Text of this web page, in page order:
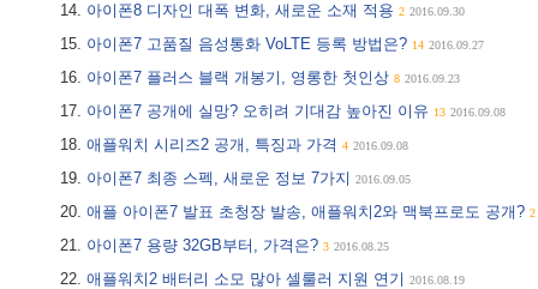
아이폰8 디자인 대폭 변화, 새로운 소재 적용 2 2016.09.30
아이폰7 고품질 음성통화 VoLTE 등록 방법은? 14 2016.09.27
아이폰7 플러스 블랙 개봉기, 영롱한 첫인상 8 2016.09.23
아이폰7 공개에 실망? 오히려 기대감 높아진 이유 13 2016.09.08
애플워치 시리즈2 공개, 특징과 가격 4 2016.09.08
아이폰7 최종 스펙, 새로운 정보 7가지 2016.09.05
애플 아이폰7 발표 초청장 발송, 애플워치2와 맥북프로도 공개? 2
아이폰7 용량 32GB부터, 가격은? 3 2016.08.25
애플워치2 배터리 소모 많아 셀룰러 지원 연기 2016.08.19